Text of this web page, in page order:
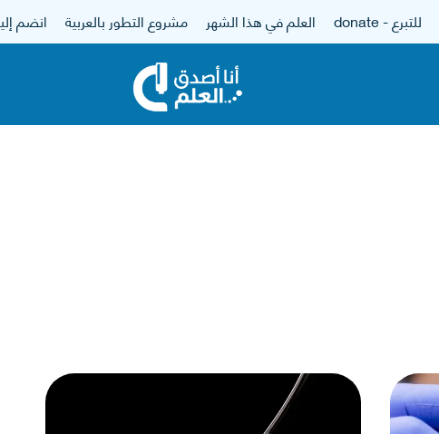
للتبرع - donate العلم في هذا الشهر مشروع التطور بالعربية انضم